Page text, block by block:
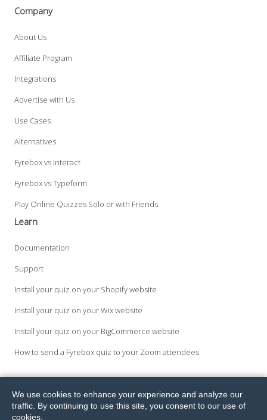
Company
About Us
Affiliate Program
Integrations
Advertise with Us
Use Cases
Alternatives
Fyrebox vs Interact
Fyrebox vs Typeform
Play Online Quizzes Solo or with Friends
Learn
Documentation
Support
Install your quiz on your Shopify website
Install your quiz on your Wix website
Install your quiz on your BigCommerce website
How to send a Fyrebox quiz to your Zoom attendees
All Rights Reserved. Fyrebox® is a registered trademark of Melvia Pty
Ltd.© 2026 Terms.Privacy.GDPR.
We use cookies to enhance your experience and analyze our
traffic. By continuing to use this site, you consent to our use of
cookies.